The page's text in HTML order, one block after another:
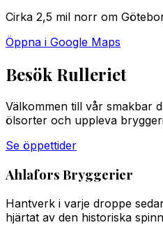
Cirka 2,5 mil norr om
Öppna i Google Maps
Besök Rulleriet
Välkommen till vår smakbar
ölsorter och uppleva
Se öppettider
Ahlafors Bryggerier
Hantverk i varje droppe
hjärtat av den historiska